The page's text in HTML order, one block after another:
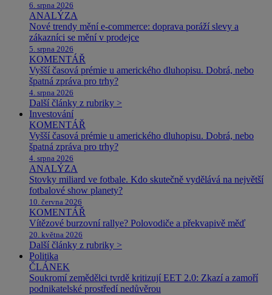
6. srpna 2026
ANALÝZA
Nové trendy mění e-commerce: doprava poráží slevy a
zákazníci se mění v prodejce
5. srpna 2026
KOMENTÁŘ
Vyšší časová prémie u amerického dluhopisu. Dobrá, nebo
špatná zpráva pro trhy?
4. srpna 2026
Další články z rubriky >
Investování
KOMENTÁŘ
Vyšší časová prémie u amerického dluhopisu. Dobrá, nebo
špatná zpráva pro trhy?
4. srpna 2026
ANALÝZA
Stovky miliard ve fotbale. Kdo skutečně vydělává na největší
fotbalové show planety?
10. června 2026
KOMENTÁŘ
Vítězové burzovní rallye? Polovodiče a překvapivě měď
20. května 2026
Další články z rubriky >
Politika
ČLÁNEK
Soukromí zemědělci tvrdě kritizují EET 2.0: Zkazí a zamoří
podnikatelské prostředí nedůvěrou